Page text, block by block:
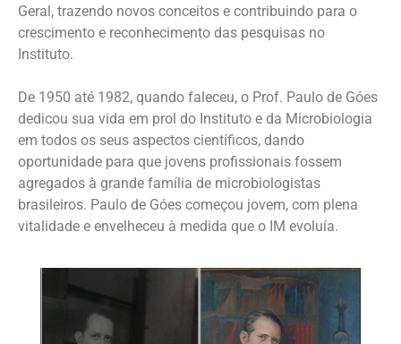
Geral, trazendo novos conceitos e contribuindo para o
crescimento e reconhecimento das pesquisas no
Instituto.
De 1950 até 1982, quando faleceu, o Prof. Paulo de Góes
dedicou sua vida em prol do Instituto e da Microbiologia
em todos os seus aspectos científicos, dando
oportunidade para que jovens profissionais fossem
agregados à grande família de microbiologistas
brasileiros. Paulo de Góes começou jovem, com plena
vitalidade e envelheceu à medida que o IM evoluía.